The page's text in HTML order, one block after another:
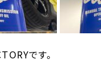
です。